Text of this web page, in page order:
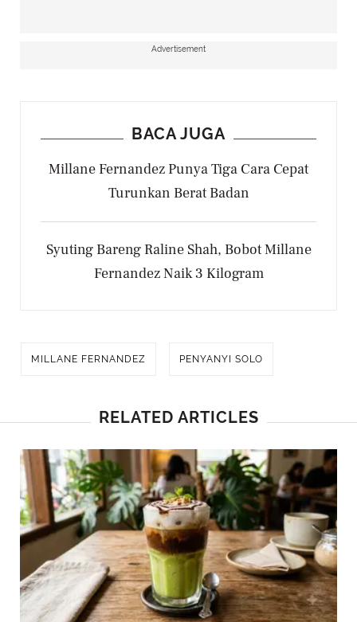
Advertisement
BACA JUGA
Millane Fernandez Punya Tiga Cara Cepat
Turunkan Berat Badan
Syuting Bareng Raline Shah, Bobot Millane
Fernandez Naik 3 Kilogram
MILLANE FERNANDEZ PENYANYI SOLO
RELATED ARTICLES